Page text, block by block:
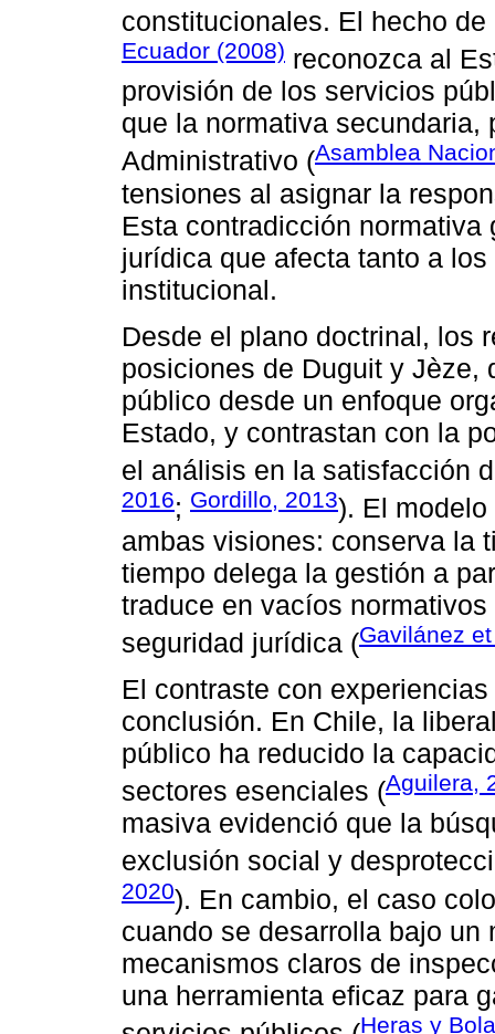
constitucionales. El hecho
Ecuador (2008) reconozca al
provisión de los servicios
que la normativa secundaria,
Administrativo (Asamblea
tensiones al asignar la
Esta contradicción
jurídica que afecta tanto a
institucional.
Desde el plano doctrinal, los
posiciones de Duguit y Jèze,
público desde un enfoque
Estado, y contrastan con la
el análisis en la satisfacción
2016; Gordillo, 2013). El
ambas visiones: conserva la
tiempo delega la gestión a
traduce en vacíos
seguridad jurídica (Gavilánez
El contraste con
conclusión. En Chile, la
público ha reducido la
sectores esenciales (Aguilera,
masiva evidenció que la
exclusión social y
2020). En cambio, el caso
cuando se desarrolla bajo
mecanismos claros de
una herramienta eficaz para
Heras y